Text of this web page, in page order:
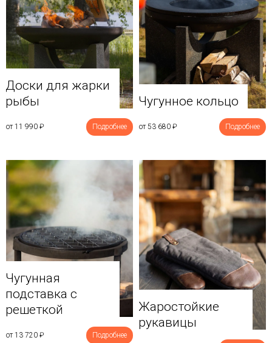
Доски для жарки
рыбы
от 11 990 ₽ Подробнее
Чугунное кольцо
от 53 680 ₽ Подробнее
Чугунная
подставка с
решеткой
от 13 720 ₽ Подробнее
Жаростойкие
рукавицы